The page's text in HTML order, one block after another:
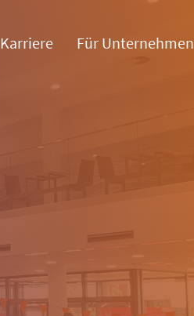
Karriere Für Unternehmen